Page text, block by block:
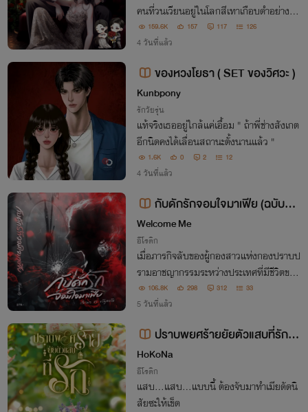
คนที่วนเวียนอยู่ในโลกสีเทาเกือบดำอย่างมัน
จะเป็นคนดี?”
159.6K 157 117 126
4 วันที่แล้ว
ของหวงโยธา ( SET ของวิศวะ )
Kunbpony
รักวัยรุ่น
แท้จริงเธออยู่ใกล้แค่เอื้อม " ถ้าพี่ช่างสังเกต
อีกนิดคงได้เลื่อนสถานะตั้งนานแล้ว "
1.6K 0 2 12
4 วันที่แล้ว
กับดักรักจอมใจมาเฟีย (ฉบับรีไร
ท์) จบแล้ว
Welcome Me
อีโรติก
เมื่อภารกิจลับของผู้กองสาวแห่งกองปราบป
รามอาชญากรรมระหว่างประเทศที่มีชีวิตของ
น้องสาวเป็นเดิมพัน เธอจะต้องเอาตัวเองเข้า
ไปสืบข้อมูลในถิ่นของมาเฟียจอมเจ้าเล่ห์ เธ
อจะต้องเอาตัวรอดและปิดคดีนี้ได้หรือไม่....
106.8K 298 312 33
5 วันที่แล้ว
ปราบพยศร้ายยัยตัวแสบที่รัก N
C25++ ( พี่อาทิตย์ & น้องชะเอม )
HoKoNa
อีโรติก
แสบ…แสบ…แบบนี้ ต้องจับมาทำเมียดัดนิ
สัยซะให้เข็ด